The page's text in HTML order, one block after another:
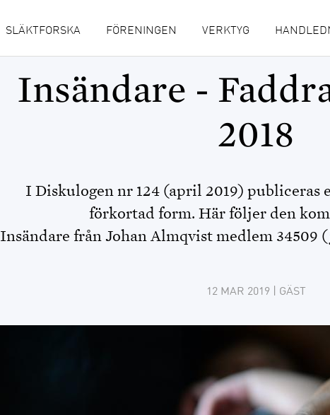
SLÄKTFORSKA FÖRENINGEN VERKTYG
Insändare -
2018
I Diskulogen nr 124 (april 2019) publiceras
förkortad form. Här följer den
Insändare från Johan Almqvist medlem 34509
12 MAR 2019| GÄST